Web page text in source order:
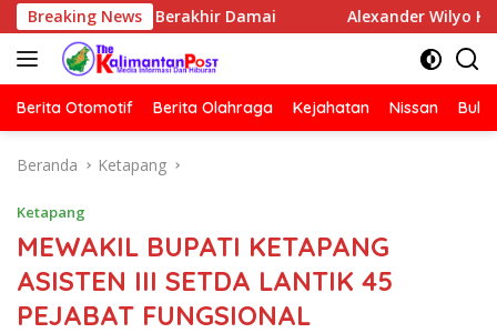
Langsung
ke
konten
Breaking News
Berakhir Damai Alexander Wilyo Kantongi SK
Berita Otomotif Berita Olahraga Kejahatan Nissan
Beranda Ketapang
Ketapang
MEWAKIL BUPATI KETAPANG
ASISTEN III SETDA LANTIK 45
PEJABAT FUNGSIONAL